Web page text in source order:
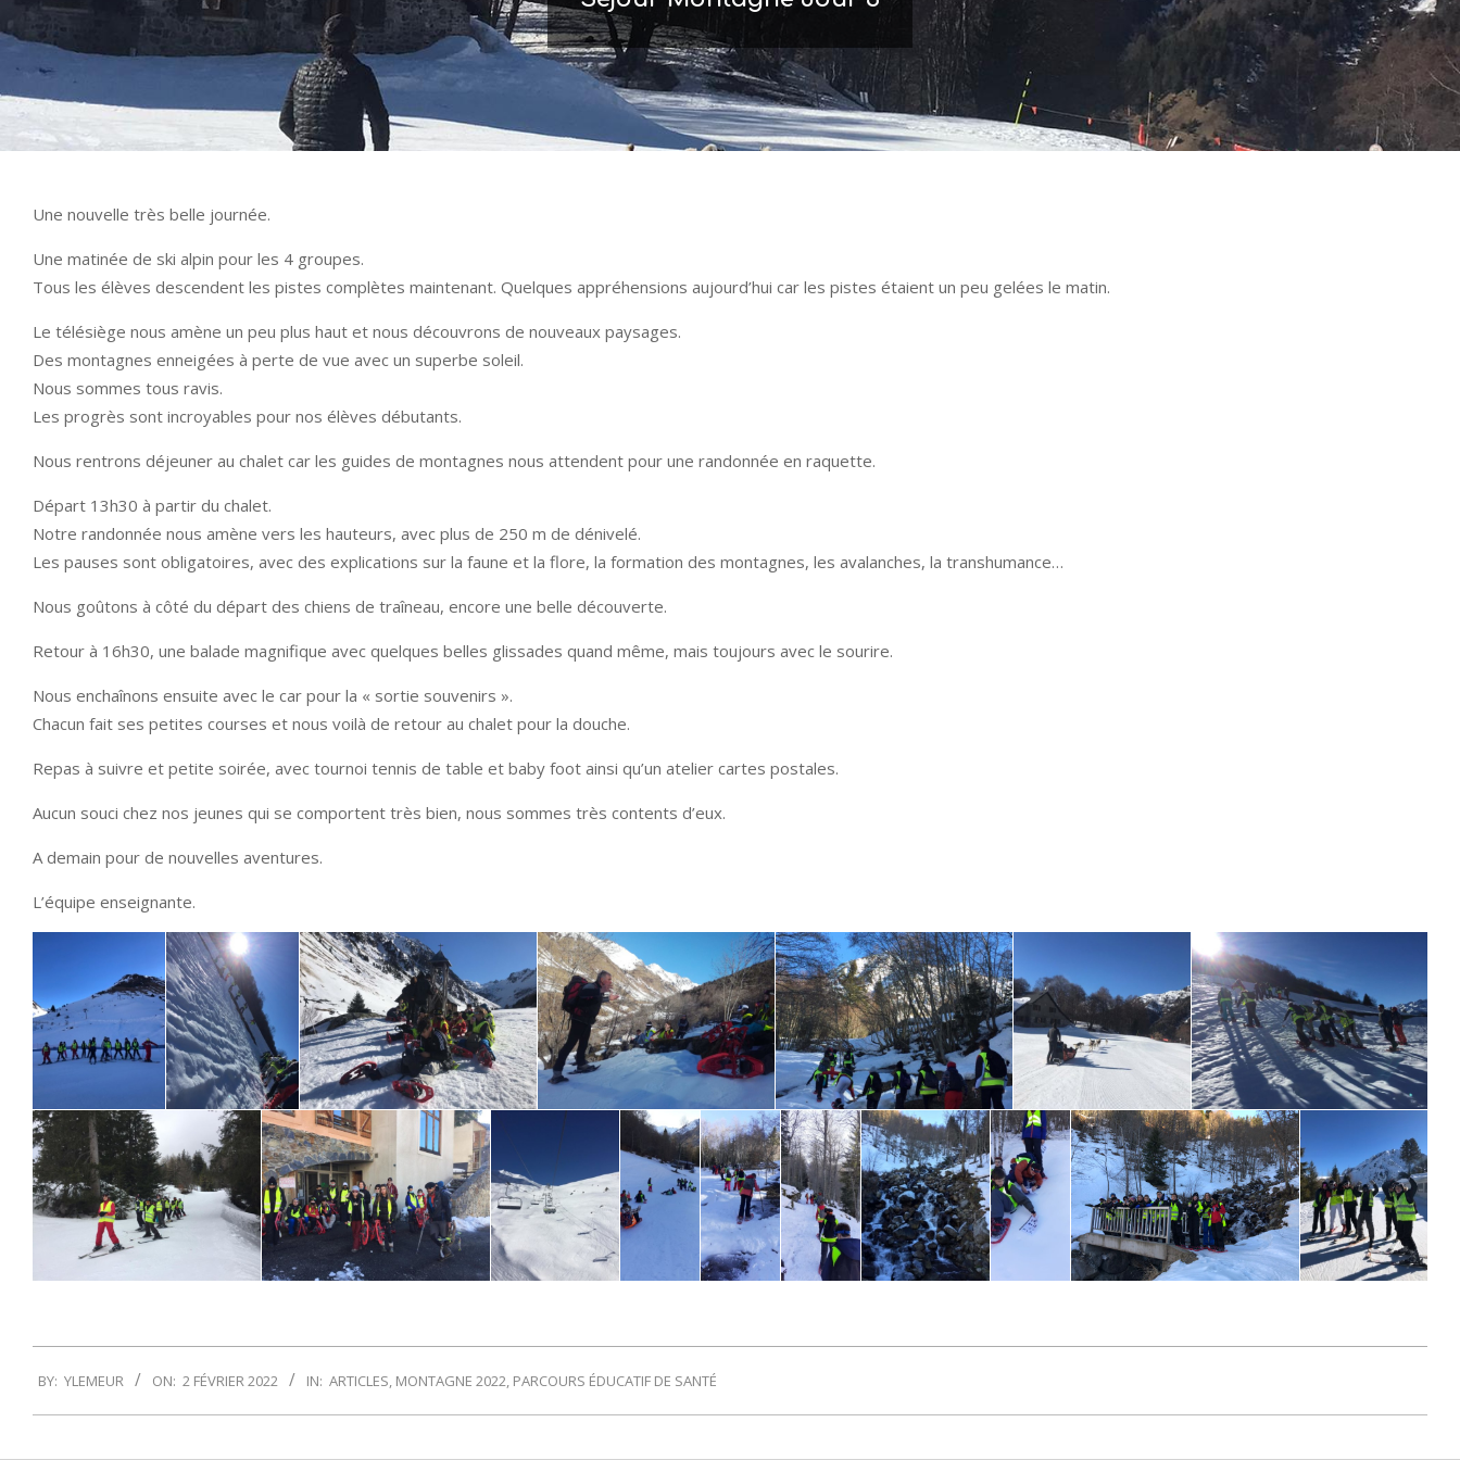
Une nouvelle très belle journée.
Une matinée de ski alpin pour les 4 groupes.
Tous les élèves descendent les pistes complètes maintenant. Quelques appréhensions aujourd’hui car les pistes étaient un peu gelées le matin.
Le télésiège nous amène un peu plus haut et nous découvrons de nouveaux paysages.
Des montagnes enneigées à perte de vue avec un superbe soleil.
Nous sommes tous ravis.
Les progrès sont incroyables pour nos élèves débutants.
Nous rentrons déjeuner au chalet car les guides de montagnes nous attendent pour une randonnée en raquette.
Départ 13h30 à partir du chalet.
Notre randonnée nous amène vers les hauteurs, avec plus de 250 m de dénivelé.
Les pauses sont obligatoires, avec des explications sur la faune et la flore, la formation des montagnes, les avalanches, la transhumance…
Nous goûtons à côté du départ des chiens de traîneau, encore une belle découverte.
Retour à 16h30, une balade magnifique avec quelques belles glissades quand même, mais toujours avec le sourire.
Nous enchaînons ensuite avec le car pour la « sortie souvenirs ».
Chacun fait ses petites courses et nous voilà de retour au chalet pour la douche.
Repas à suivre et petite soirée, avec tournoi tennis de table et baby foot ainsi qu’un atelier cartes postales.
Aucun souci chez nos jeunes qui se comportent très bien, nous sommes très contents d’eux.
A demain pour de nouvelles aventures.
L’équipe enseignante.
02-
02
BY: YLEMEUR ON: 2 FÉVRIER 2022 IN: ARTICLES, MONTAGNE 2022, PARCOURS ÉDUCATIF DE SANTÉ